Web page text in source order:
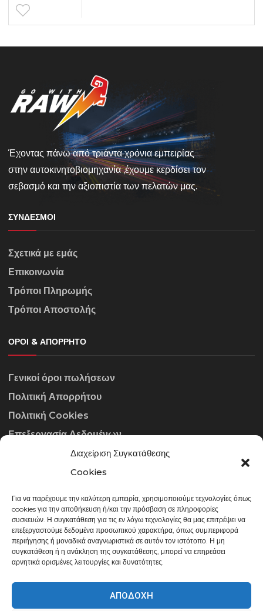
Διαχείριση Συγκατάθεσης
Cookies
Για να παρέχουμε την καλύτερη εμπειρία, χρησιμοποιούμε τεχνολογίες όπως
cookies για την αποθήκευση ή/και την πρόσβαση σε πληροφορίες
συσκευών. Η συγκατάθεση για τις εν λόγω τεχνολογίες θα μας επιτρέψει να
επεξεργαστούμε δεδομένα προσωπικού χαρακτήρα, όπως συμπεριφορά
περιήγησης ή μοναδικά αναγνωριστικά σε αυτόν τον ιστότοπο. Η μη
συγκατάθεση ή η ανάκληση της συγκατάθεσης, μπορεί να επηρεάσει
αρνητικά ορισμένες λειτουργίες και δυνατότητες.
ΑΠΟΔΟΧΉ
Έχοντας πάνω από τριάντα χρόνια εμπειρίας
στην αυτοκινητοβιομηχανία ,έχουμε κερδίσει τον
σεβασμό και την αξιοπιστία των πελατών μας.
ΣΎΝΔΕΣΜΟΙ
Σχετικά με εμάς
Επικοινωνία
Τρόποι Πληρωμής
Τρόποι Αποστολής
ΌΡΟΙ & ΑΠΌΡΡΗΤΟ
Γενικοί όροι πωλήσεων
Πολιτική Απορρήτου
Πολιτική Cookies
Επεξεργασία Δεδομένων
ΣΤΟΙΧΕΊΑ ΕΠΙΚΟΙΝΩΝΊΑΣ
info@gowithraw.gr
24310 35062
Δευ. - Παρ. 08:00 - 20:00